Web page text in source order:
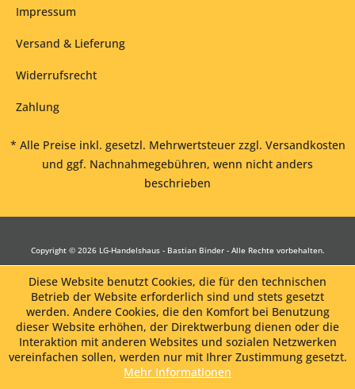
Impressum
Versand & Lieferung
Widerrufsrecht
Zahlung
* Alle Preise inkl. gesetzl. Mehrwertsteuer zzgl. Versandkosten
und ggf. Nachnahmegebühren, wenn nicht anders
beschrieben
Copyright © 2026 LG-Handelshaus - Bastian Binder - Alle Rechte vorbehalten.
Diese Website benutzt Cookies, die für den technischen
Betrieb der Website erforderlich sind und stets gesetzt
werden. Andere Cookies, die den Komfort bei Benutzung
dieser Website erhöhen, der Direktwerbung dienen oder die
Interaktion mit anderen Websites und sozialen Netzwerken
vereinfachen sollen, werden nur mit Ihrer Zustimmung gesetzt.
Mehr Informationen